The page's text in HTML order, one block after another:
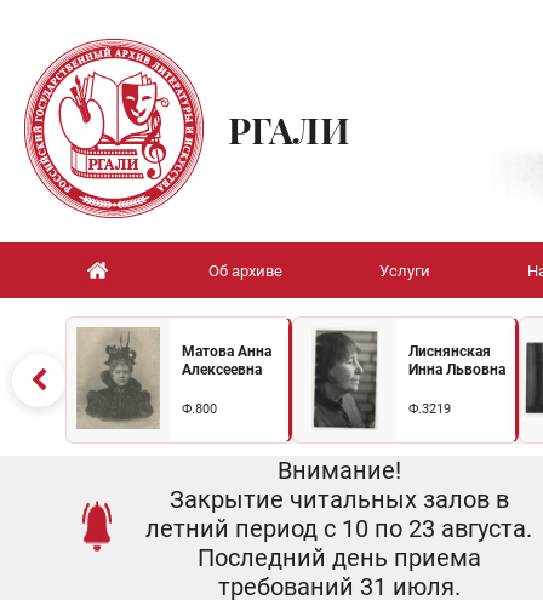
РГАЛИ
Об архиве Услуги
Матова Анна
Алексеевна
Ф.800
Лиснянская
Инна Львовна
Ф.3219
Внимание!
Закрытие читальных залов в
летний период с 10 по 23 августа.
Последний день приема
требований 31 июля.